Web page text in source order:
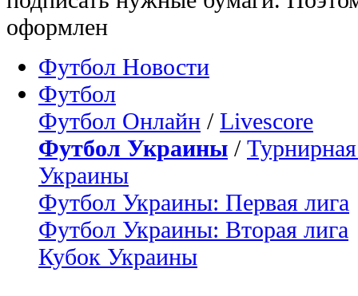
оформлен
Футбол Новости
Футбол
Футбол Онлайн / Livescore
Футбол Украины /
Украины
Футбол Украины: Первая лига
Футбол Украины: Вторая лига
Кубок Украины